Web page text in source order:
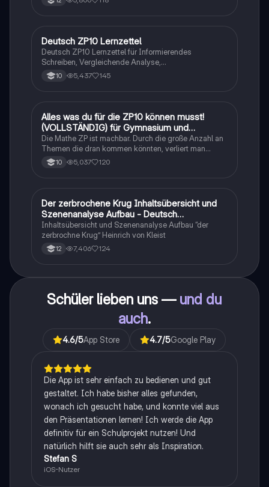
Deutsch
Deutsch ZP10 Lernzettel
Deutsch ZP10 Lernzettel für Informierendes
Schreiben, Vergleichende Analyse,
Sachtexte/Roman/Gedicht..
10 5,437 145
Mathe
Alles was du für die ZP10 können musst!
(VOLLSTÄNDIG) für Gymnasium und
Realschule
Die Mathe ZP ist machbar. Durch die große Anzahl an
Themen die dran kommen könnten, verliert man
schnell den Überblick. Also habe ich von den kleinsten
Themen bis hin zu den größten alles
10 5,037 120
Deutsch
Der zerbrochene Krug Inhaltsübersicht und
Szenenanalyse Aufbau - Deutsch
Q1/Q2/Abitur
Inhaltsübersicht und Szenenanalyse Aufbau “der
zerbrochne Krug” Heinrich von Kleist
12 7,406 124
Schüler lieben uns — und du
auch.
4.6/5App Store 4.7/5Google Play
Die App ist sehr einfach zu bedienen und gut
gestaltet. Ich habe bisher alles gefunden,
wonach ich gesucht habe, und konnte viel aus
den Präsentationen lernen! Ich werde die App
definitiv für ein Schulprojekt nutzen! Und
natürlich hilft sie auch sehr als Inspiration.
Stefan S
iOS-Nutzer